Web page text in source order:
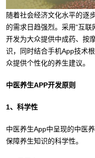
随着社会经济文化水平的逐
的需求日趋强烈。采用“互
开发为大众提供中成药、按
识，同时结合手机App技术
众提供个性化的养生建议。
中医养生APP开发原则
1、科学性
中医养生App中呈现的中医
保障养生知识的科学性。